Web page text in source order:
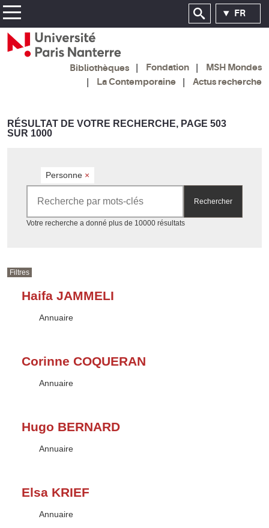
FR
Bibliothèques Fondation
MSH Mondes
La Contemporaine
Actus recherche
RÉSULTAT DE VOTRE RECHERCHE, PAGE 503
SUR 1000
Personne ×
Rechercher
Votre recherche a donné plus de 10000 résultatsAccéder aux résultats
Filtres
Haifa JAMMELI
Type :
Annuaire
Corinne COQUERAN
Type :
Annuaire
Hugo BERNARD
Type :
Annuaire
Elsa KRIEF
Type :
Annuaire